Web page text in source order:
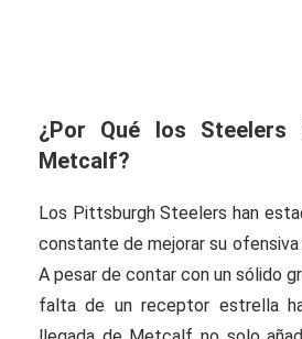
¿Por Qué los Steelers
Metcalf?
Los Pittsburgh Steelers han
constante de mejorar su
A pesar de contar con un sólido
falta de un receptor estrella